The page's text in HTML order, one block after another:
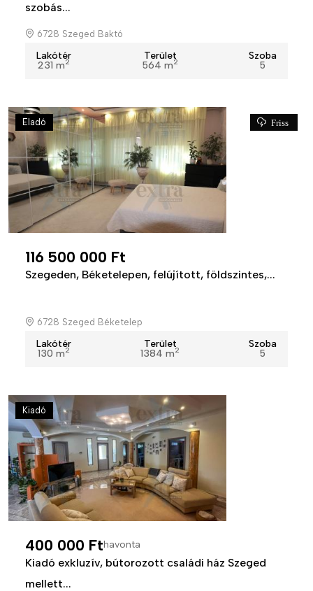
szobás...
6728 Szeged Baktó
Lakótér
231 m2
Terület
564 m2
Szoba
5
Eladó Friss
116 500 000 Ft
Szegeden, Béketelepen, felújított, földszintes,...
6728 Szeged Béketelep
Lakótér
130 m2
Terület
1384 m2
Szoba
5
Kiadó
400 000 Fthavonta
Kiadó exkluzív, bútorozott családi ház Szeged
mellett...